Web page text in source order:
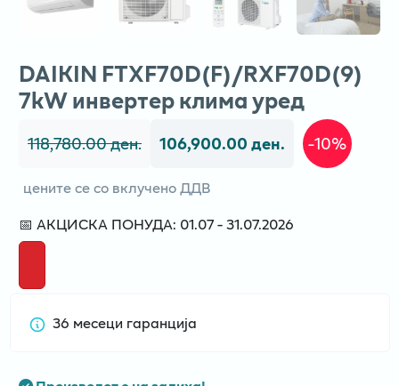
DAIKIN FTXF70D(F)/RXF70D(9)
7kW инвертер клима уред
118,780.00 ден. 106,900.00 ден. -10%
цените се со вклучено ДДВ
📅 АКЦИСКА ПОНУДА: 01.07 - 31.07.2026
36 месеци гаранција